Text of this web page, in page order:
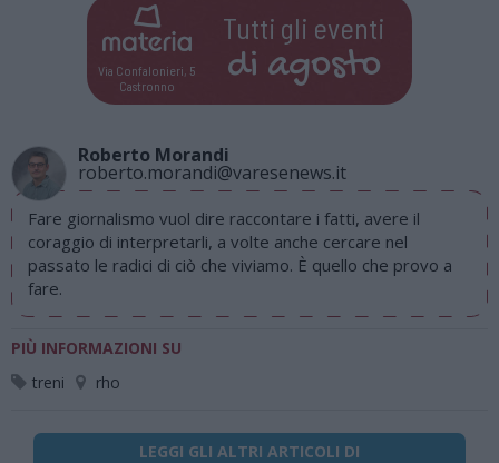
Via Confalonieri, 5
Castronno
Tutti gli eventi
di agosto
Roberto Morandi
roberto.morandi@varesenews.it
Fare giornalismo vuol dire raccontare i fatti, avere il
coraggio di interpretarli, a volte anche cercare nel
passato le radici di ciò che viviamo. È quello che provo a
fare.
PIÙ INFORMAZIONI SU
treni
rho
LEGGI GLI ALTRI ARTICOLI DI